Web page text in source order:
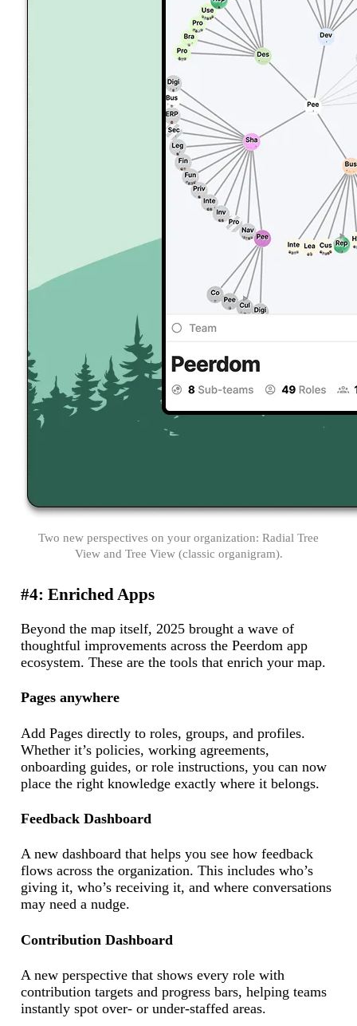
Two new perspectives on your organization: Radial Tree
View and Tree View (classic organigram).
#4: Enriched Apps
Beyond the map itself, 2025 brought a wave of
thoughtful improvements across the Peerdom app
ecosystem. These are the tools that enrich your map.
Pages anywhere
Add Pages directly to roles, groups, and profiles.
Whether it’s policies, working agreements,
onboarding guides, or role instructions, you can now
place the right knowledge exactly where it belongs.
Feedback Dashboard
A new dashboard that helps you see how feedback
flows across the organization. This includes who’s
giving it, who’s receiving it, and where conversations
may need a nudge.
Contribution Dashboard
A new perspective that shows every role with
contribution targets and progress bars, helping teams
instantly spot over- or under-staffed areas.